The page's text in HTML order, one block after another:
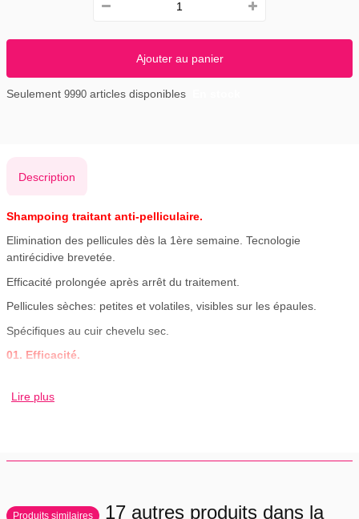
Ajouter au panier
Seulement 9990 articles disponibles
Description
Shampoing traitant anti-pelliculaire.
Elimination des pellicules dès la 1ère semaine. Tecnologie
antirécidive brevetée.
Efficacité prolongée après arrêt du traitement.
Pellicules sèches: petites et volatiles, visibles sur les épaules.
Spécifiques au cuir chevelu sec.
01. Efficacité.
02. Utilisation.
Lire plus
Produits similaires
17 autres produits dans la